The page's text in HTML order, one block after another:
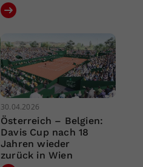
30.04.2026
Österreich – Belgien:
Davis Cup nach 18
Jahren wieder
zurück in Wien